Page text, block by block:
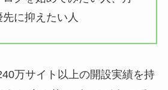
に抑えたい人
万サイト以上の開設実績を持